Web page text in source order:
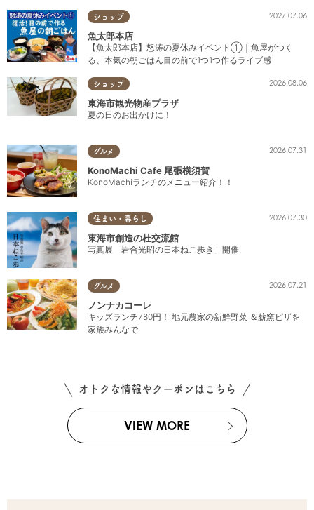
ショップ 2027.07.06
魚太郎本店
【魚太郎本店】怒涛の夏休みイベント①｜魚屋がつく
る、本気の朝ごはん目の前で1つ1つ作るライブ感
ショップ 2026.08.06
東海市観光物産プラザ
夏の日のお出かけに！
グルメ 2026.07.31
KonoMachi Cafe 尾張横須賀
KonoMachiランチのメニュー紹介！！
住まい・暮らし 2026.07.30
東海市創造の杜交流館
写真展「岩合光昭の日本ねこ歩き」開催!
グルメ 2026.07.21
ノンナカコーレ
キッズランチ780円！ 地元農家の新鮮野菜 ＆薪窯ピザを
家族みんなで
オトクな情報やクーポンはこちら
VIEW MORE